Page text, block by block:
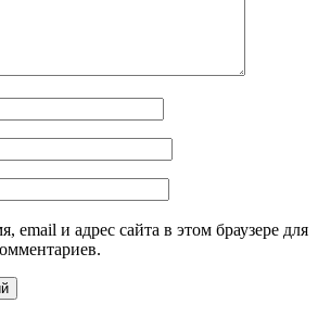
email и адрес сайта в этом браузере для